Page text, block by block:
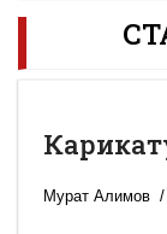
Мурат Алимов